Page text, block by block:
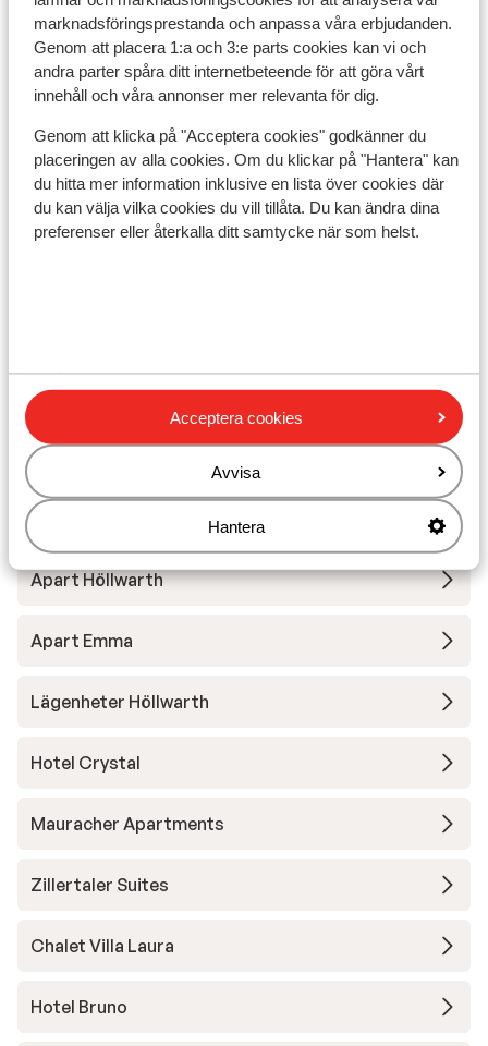
marknadsföringsprestanda och anpassa våra erbjudanden.
Genom att placera 1:a och 3:e parts cookies kan vi och
andra parter spåra ditt internetbeteende för att göra vårt
innehåll och våra annonser mer relevanta för dig.
Genom att klicka på "Acceptera cookies" godkänner du
placeringen av alla cookies. Om du klickar på "Hantera" kan
du hitta mer information inklusive en lista över cookies där
du kan välja vilka cookies du vill tillåta. Du kan ändra dina
preferenser eller återkalla ditt samtycke när som helst.
Acceptera cookies
Avvisa
Hantera
Avstånd till tågstation zillertalbahn är ca 20 m
Avstånd till pist ca 1400 m
Avstånd till längdåkningsspår ca 13 km
Skidbuss i direktanslutning till hotellet ( skidbuss
Avstånd till skidlift spieljochbahn är ca 1400 m
Närmaste butiker ca 200 m
Närmaste kiosk ca 100 m
På en huvudgata
Skidskola
Utrustning
Andra boenden i Hochzillertal
Apart Höllwarth
Apart Emma
Lägenheter Höllwarth
Hotel Crystal
Mauracher Apartments
Zillertaler Suites
Chalet Villa Laura
Hotel Bruno